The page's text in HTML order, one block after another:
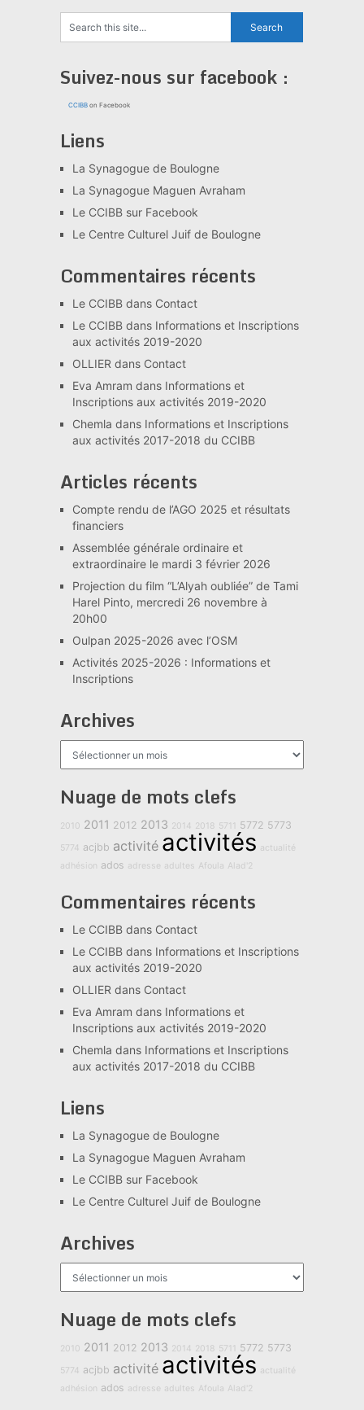
Suivez-nous sur facebook :
CCIBBon Facebook
Liens
La Synagogue de Boulogne
La Synagogue Maguen Avraham
Le CCIBB sur Facebook
Le Centre Culturel Juif de Boulogne
Commentaires récents
Le CCIBBdans Contact
Le CCIBBdans Informations et Inscriptions
aux activités 2019-2020
OLLIER dans Contact
Eva Amram dans Informations et
Inscriptions aux activités 2019-2020
Chemla dans Informations et Inscriptions
aux activités 2017-2018 du CCIBB
Articles récents
Compte rendu de l’AGO 2025 et résultats
financiers
Assemblée générale ordinaire et
extraordinaire le mardi 3 février 2026
Projection du film “L’Alyah oubliée” de Tami
Harel Pinto, mercredi 26 novembre à
20h00
Oulpan 2025-2026 avec l’OSM
Activités 2025-2026 : Informations et
Inscriptions
Archives
Nuage de mots clefs
2010 2011 2012 2013 2014 2018 5711 5772 5773
5774 acjbb activité activités actualité
adhésion ados adresse adultes Afoula Alad'2
Commentaires récents
Le CCIBBdans Contact
Le CCIBBdans Informations et Inscriptions
aux activités 2019-2020
OLLIER dans Contact
Eva Amram dans Informations et
Inscriptions aux activités 2019-2020
Chemla dans Informations et Inscriptions
aux activités 2017-2018 du CCIBB
Liens
La Synagogue de Boulogne
La Synagogue Maguen Avraham
Le CCIBB sur Facebook
Le Centre Culturel Juif de Boulogne
Archives
Nuage de mots clefs
2010 2011 2012 2013 2014 2018 5711 5772 5773
5774 acjbb activité activités actualité
adhésion ados adresse adultes Afoula Alad'2